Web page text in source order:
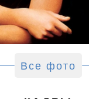
Все фото